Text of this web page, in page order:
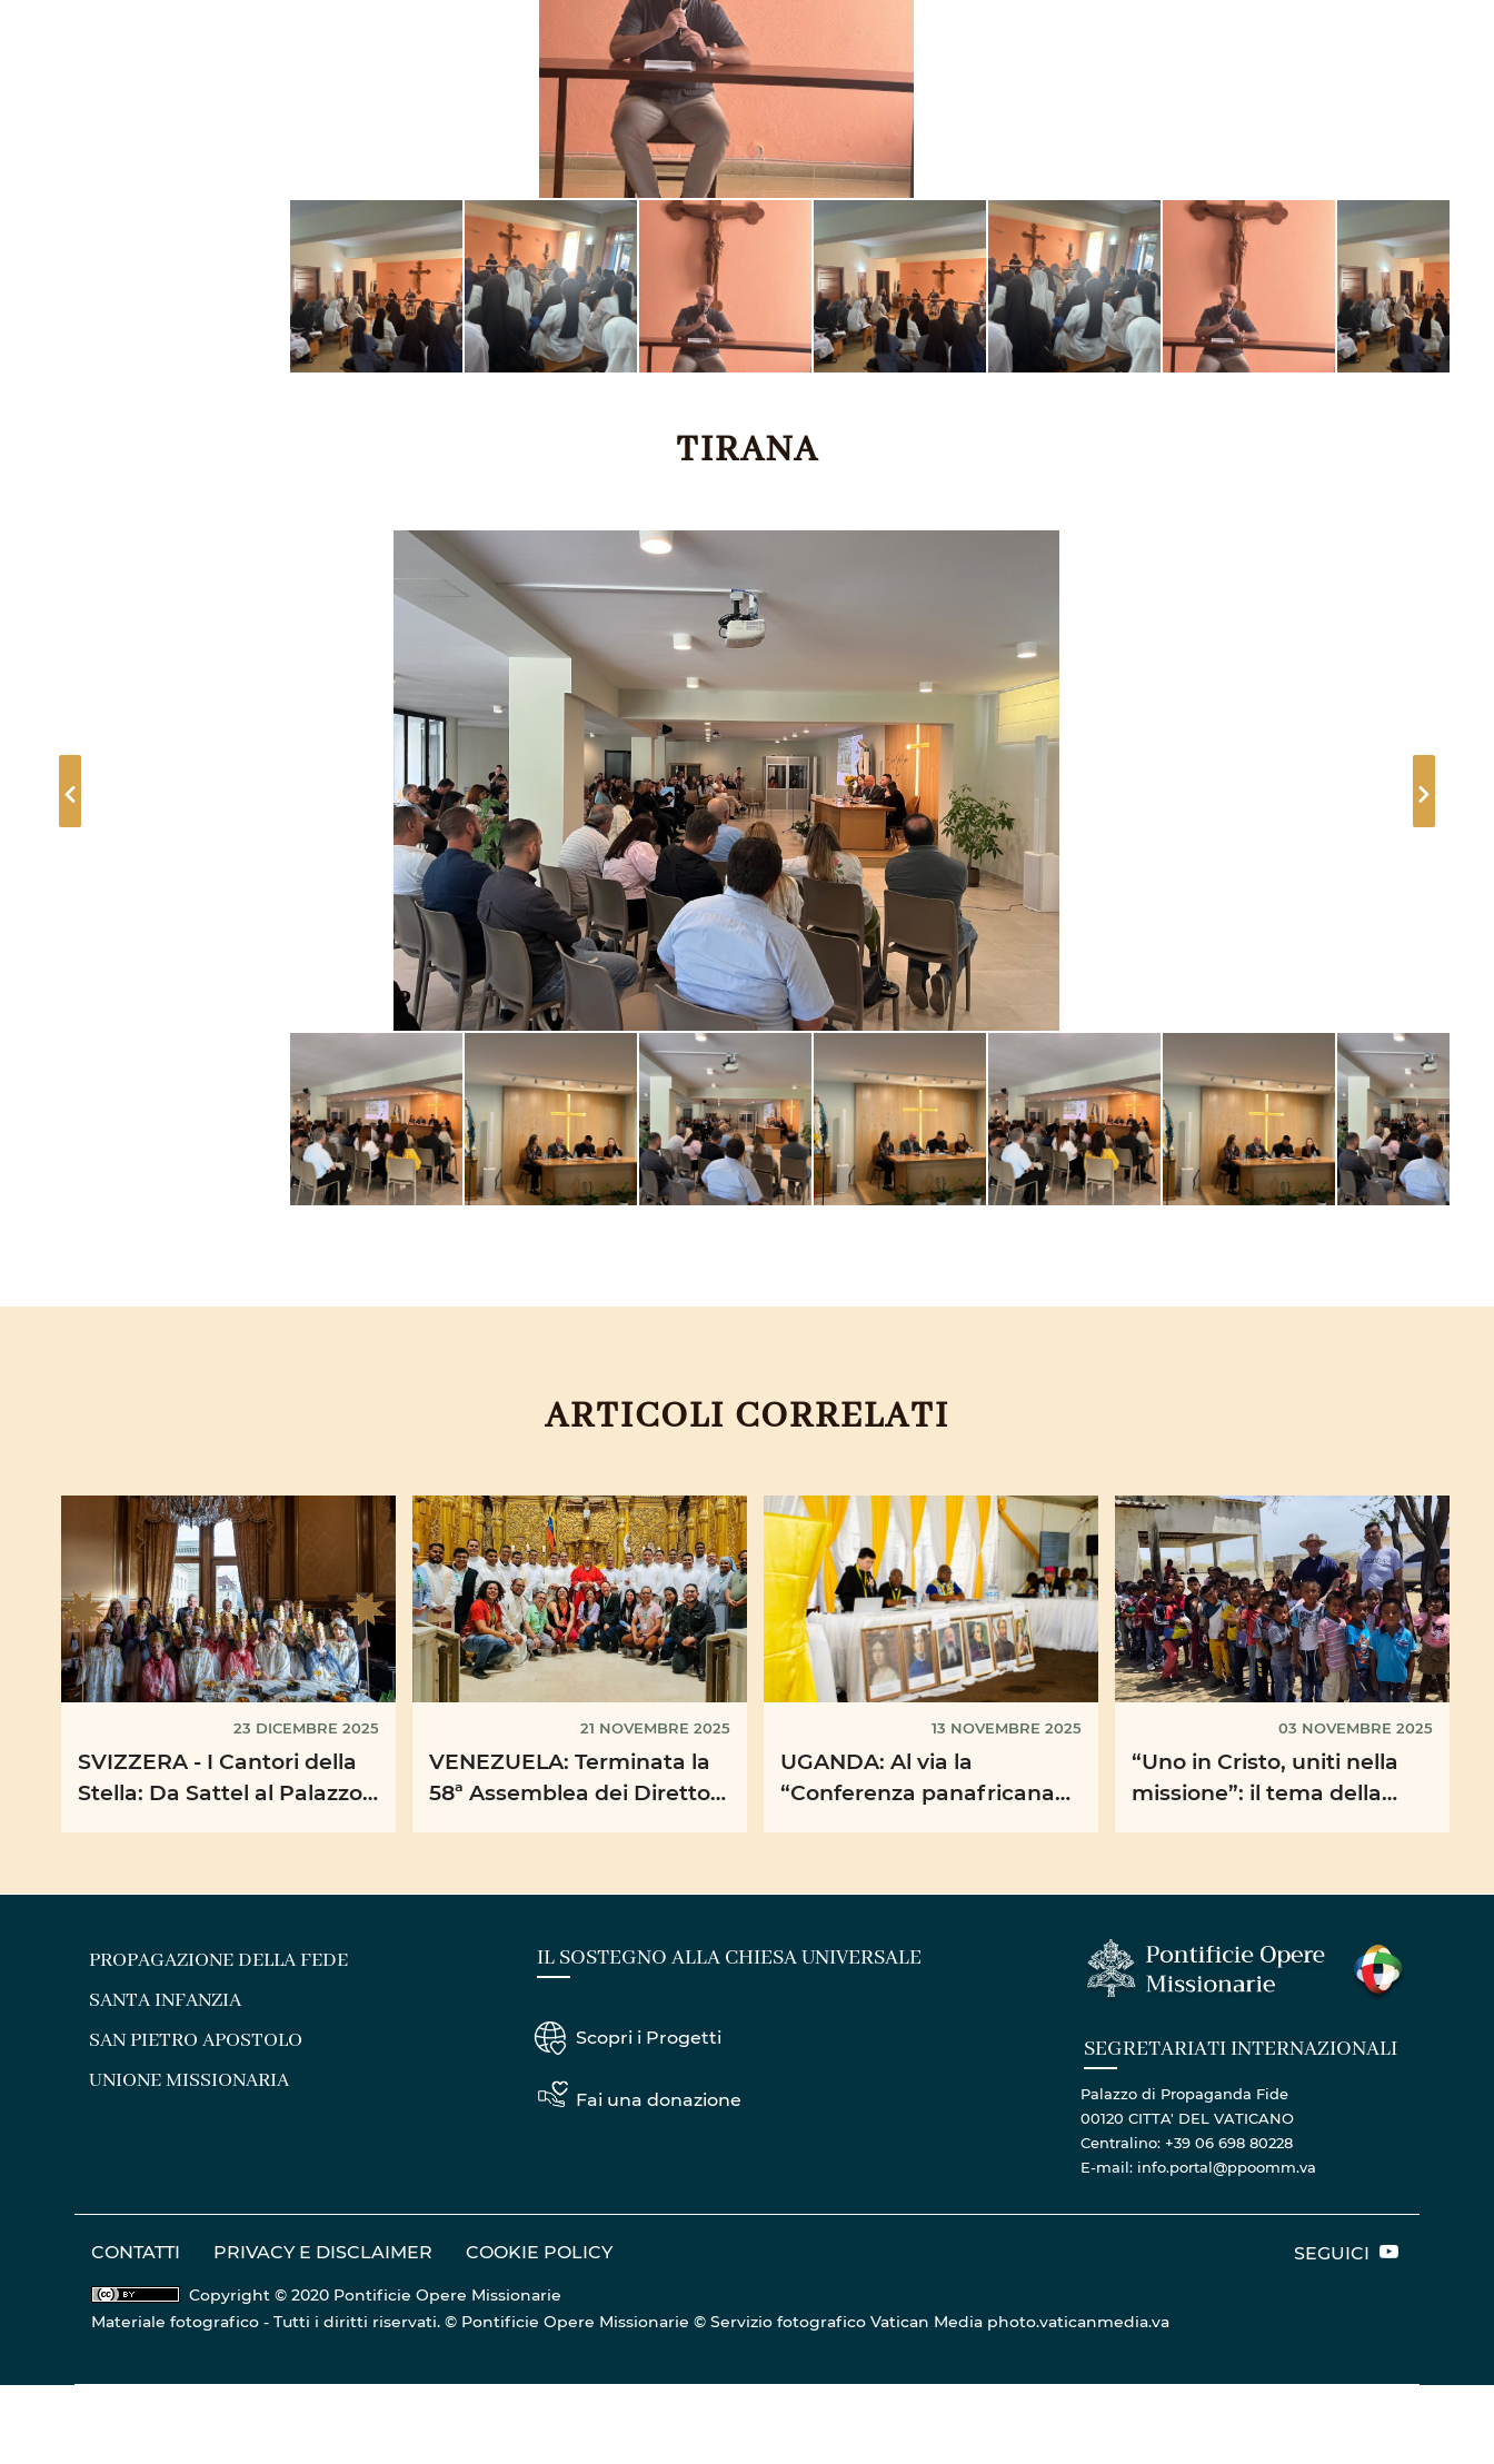
TIRANA
ARTICOLI CORRELATI
23 DICEMBRE 2025
SVIZZERA - I Cantori della
Stella: Da Sattel al Palazzo
21 NOVEMBRE 2025
VENEZUELA: Terminata la
58ª Assemblea dei Direttori
13 NOVEMBRE 2025
UGANDA: Al via la
“Conferenza panafricana
03 NOVEMBRE 2025
“Uno in Cristo, uniti nella
missione”: il tema della
PROPAGAZIONE DELLA FEDE
SANTA INFANZIA
SAN PIETRO APOSTOLO
UNIONE MISSIONARIA
IL SOSTEGNO ALLA CHIESA UNIVERSALE
Scopri i Progetti
Fai una donazione
SEGRETARIATI INTERNAZIONALI
Palazzo di Propaganda Fide
00120 CITTA' DEL VATICANO
Centralino: +39 06 698 80228
E-mail: info.portal@ppoomm.va
CONTATTI PRIVACY E DISCLAIMER COOKIE POLICY
Copyright © 2020 Pontificie Opere Missionarie
Materiale fotografico - Tutti i diritti riservati. © Pontificie Opere Missionarie © Servizio fotografico Vatican Media photo.vaticanmedia.va
SEGUICI